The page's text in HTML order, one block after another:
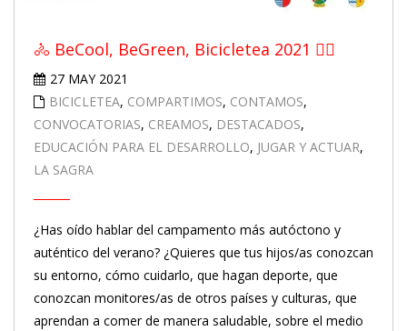
🚴 BeCool, BeGreen, Bicicletea 2021 🚴‍♀️
27 MAY 2021
BICICLETEA, COMPARTIMOS, CONTAMOS,
CONVOCATORIAS, CREAMOS, DESTACADOS,
EDUCACIÓN PARA EL DESARROLLO, JUGAR Y ACTUAR,
LA SAGRA
¿Has oído hablar del campamento más autóctono y
auténtico del verano? ¿Quieres que tus hijos/as conozcan
su entorno, cómo cuidarlo, que hagan deporte, que
conozcan monitores/as de otros países y culturas, que
aprendan a comer de manera saludable, sobre el medio